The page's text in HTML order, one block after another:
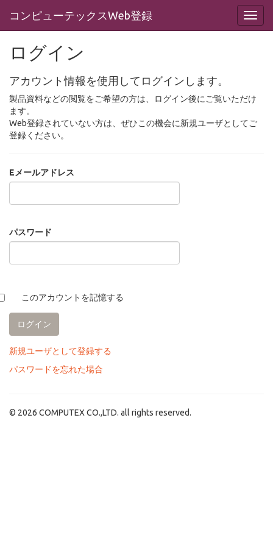
コンピューテックスWeb登録
ログイン
アカウント情報を使用してログインします。
製品資料などの閲覧をご希望の方は、ログイン後にご覧いただけ
ます。
Web登録されていない方は、ぜひこの機会に新規ユーザとしてご
登録ください。
Eメールアドレス
パスワード
このアカウントを記憶する
新規ユーザとして登録する
パスワードを忘れた場合
© 2026 COMPUTEX CO.,LTD. all rights reserved.